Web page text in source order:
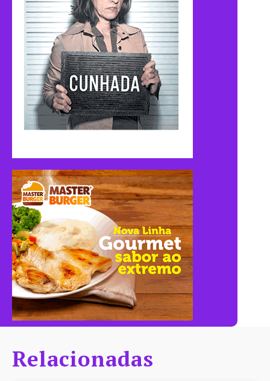
Relacionadas